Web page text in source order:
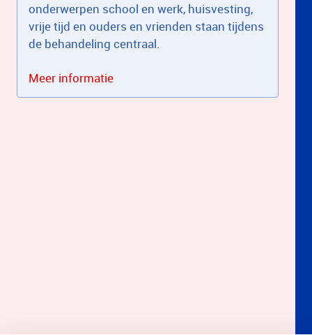
onderwerpen school en werk, huisvesting,
vrije tijd en ouders en vrienden staan tijdens
de behandeling centraal.
Meer informatie